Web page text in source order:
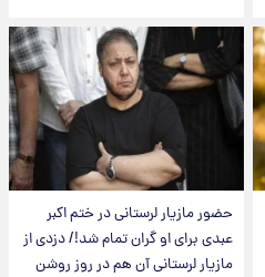
حضور مازیار لرستانی در ختم اکبر
عبدی برای او گران تمام شد!/ دزدی از
مازیار لرستانی آن هم در روز روشن